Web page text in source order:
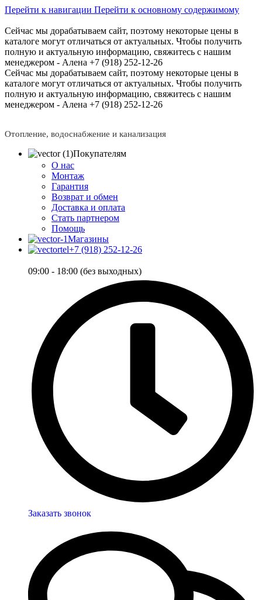
Перейти к навигации Перейти к основному содержимому
Сейчас мы дорабатываем сайт, поэтому некоторые цены в
каталоге могут отличаться от актуальных. Чтобы получить
полную и актуальную информацию, свяжитесь с нашим
менеджером - Алена +7 (918) 252-12-26
Сейчас мы дорабатываем сайт, поэтому некоторые цены в
каталоге могут отличаться от актуальных. Чтобы получить
полную и актуальную информацию, свяжитесь с нашим
менеджером - Алена +7 (918) 252-12-26
Отопление, водоснабжение и канализация
Покупателям
О нас
Монтаж
Гарантия
Возврат и обмен
Доставка и оплата
Стать партнером
Помощь
Магазины
+7 (918) 252-12-26
09:00 - 18:00 (без выходных)
Заказать звонок